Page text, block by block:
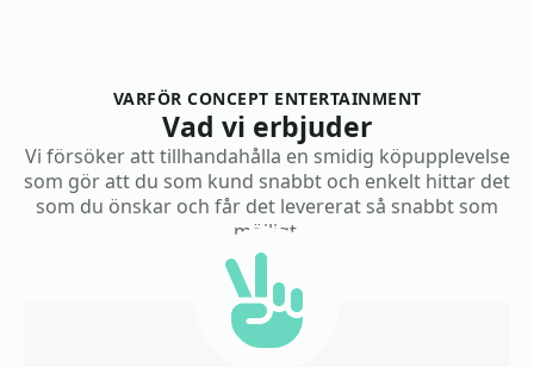
VARFÖR CONCEPT ENTERTAINMENT
Vad vi erbjuder
Vi försöker att tillhandahålla en smidig köpupplevelse
som gör att du som kund snabbt och enkelt hittar det
som du önskar och får det levererat så snabbt som
möjligt.